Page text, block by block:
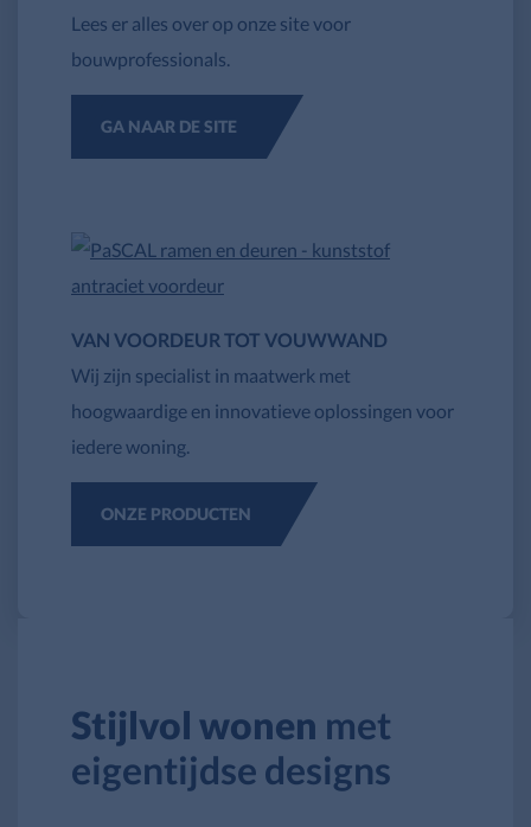
Lees er alles over op onze site voor
bouwprofessionals.
GA NAAR DE SITE
VAN VOORDEUR TOT VOUWWAND
Wij zijn specialist in maatwerk met
hoogwaardige en innovatieve oplossingen voor
iedere woning.
ONZE PRODUCTEN
Stijlvol wonen met
eigentijdse designs